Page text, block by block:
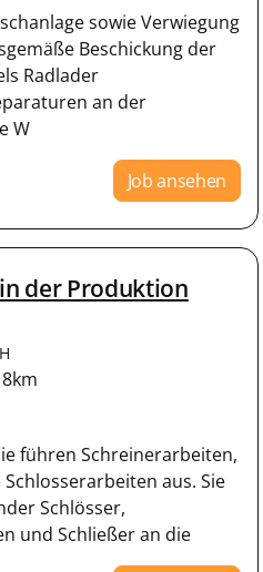
sowie Verwiegung
Beschickung der
Radlader
an der
W
Job ansehen
der Produktion
führen Schreinerarbeiten,
aus. Sie
Schlösser,
und Schließer an die